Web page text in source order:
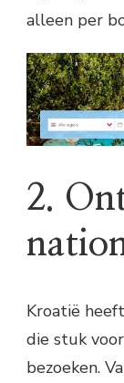
alleen per
2.
Kroatië
die stuk
bezoeken.